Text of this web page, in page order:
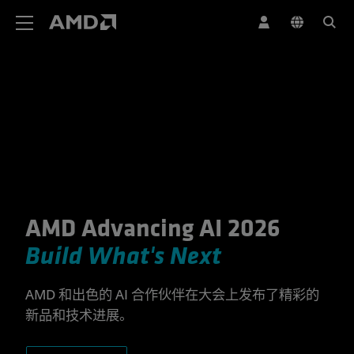
携手诚挚伙伴，成就非凡 AI
AMD Advancing AI 2026
Build What's Next
AMD 和出色的 AI 合作伙伴在大会上发布了精彩的
新品和技术进展。